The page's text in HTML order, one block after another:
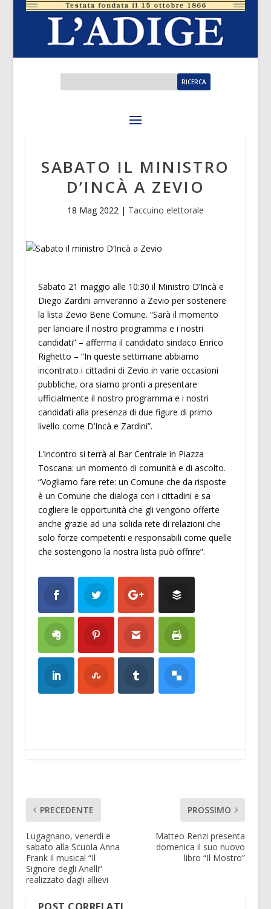
SABATO IL MINISTRO
D’INCÀ A ZEVIO
18 Mag 2022| Taccuino elettorale
Sabato 21 maggio alle 10:30 il Ministro D’Incà e
Diego Zardini arriveranno a Zevio per sostenere
la lista Zevio Bene Comune. “Sarà il momento
per lanciare il nostro programma e i nostri
candidati” – afferma il candidato sindaco Enrico
Righetto – “In queste settimane abbiamo
incontrato i cittadini di Zevio in varie occasioni
pubbliche, ora siamo pronti a presentare
ufficialmente il nostro programma e i nostri
candidati alla presenza di due figure di primo
livello come D’Incà e Zardini”.
L’incontro si terrà al Bar Centrale in Piazza
Toscana: un momento di comunità e di ascolto.
“Vogliamo fare rete: un Comune che da risposte
è un Comune che dialoga con i cittadini e sa
cogliere le opportunità che gli vengono offerte
anche grazie ad una solida rete di relazioni che
solo forze competenti e responsabili come quelle
che sostengono la nostra lista può offrire”.
PRECEDENTE
Lugagnano, venerdì e
sabato alla Scuola Anna
Frank il musical “Il
Signore degli Anelli”
realizzato dagli allievi
PROSSIMO
Matteo Renzi presenta
domenica il suo nuovo
libro “Il Mostro”